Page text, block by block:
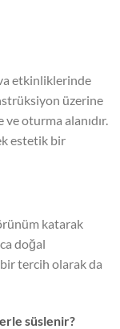
etkinliklerinde
üzerine
oturma alanıdır.
estetik bir
katarak
doğal
tercih olarak da
süslenir?